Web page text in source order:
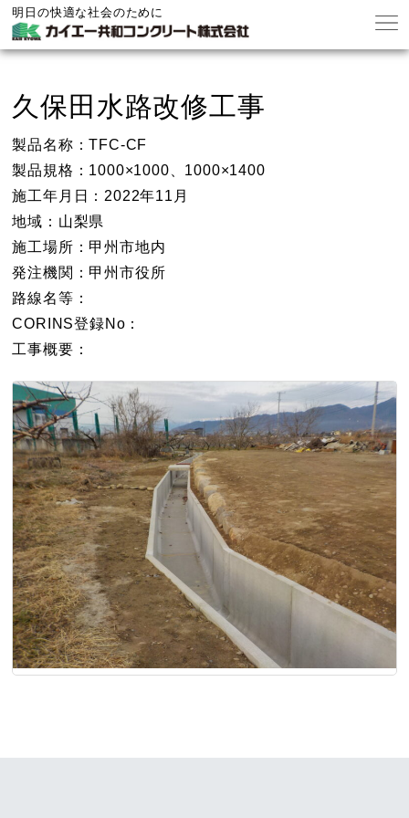
明日の快適な社会のために
久保田水路改修工事
製品名称：TFC-CF
製品規格：1000×1000、1000×1400
施工年月日：2022年11月
地域：山梨県
施工場所：甲州市地内
発注機関：甲州市役所
路線名等：
CORINS登録No：
工事概要：